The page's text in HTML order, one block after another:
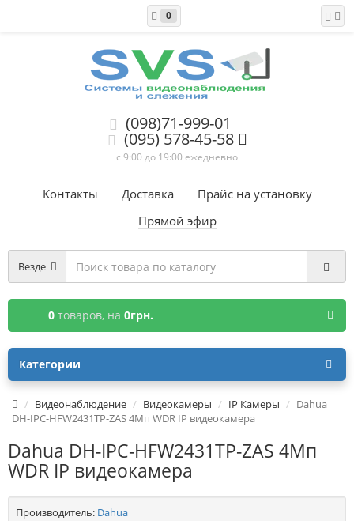
0
(098)71-999-01
(095) 578-45-58
с 9:00 до 19:00 ежедневно
Контакты Доставка
Прайс на установку
Прямой эфир
Везде
0 товаров, на 0грн.
Категории
Видеонаблюдение Видеокамеры IP Камеры
Dahua
DH-IPC-HFW2431TP-ZAS 4Mп WDR IP видеокамера
Dahua DH-IPC-HFW2431TP-ZAS 4Mп
WDR IP видеокамера
Производитель: Dahua